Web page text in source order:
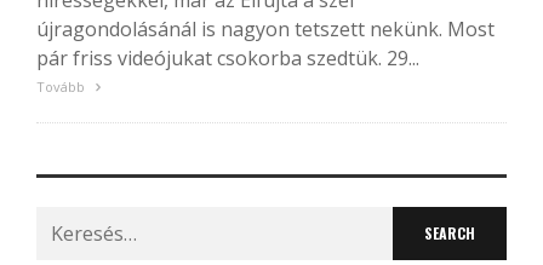
újragondolásánál is nagyon tetszett nekünk. Most
pár friss videójukat csokorba szedtük. 29...
Tovább
Search
for: